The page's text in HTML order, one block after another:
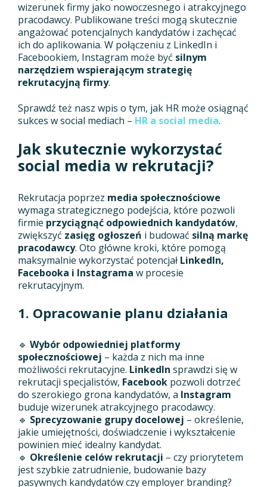
wizerunek firmy jako nowoczesnego i atrakcyjnego
pracodawcy. Publikowane treści mogą skutecznie
angażować potencjalnych kandydatów i zachęcać
ich do aplikowania. W połączeniu z LinkedIn i
Facebookiem, Instagram może być silnym
narzędziem wspierającym strategię
rekrutacyjną firmy.
Sprawdź też nasz wpis o tym, jak HR może osiągnąć
sukces w social mediach – HR a social media.
Jak skutecznie wykorzystać
social media w rekrutacji?
Rekrutacja poprzez media społecznościowe
wymaga strategicznego podejścia, które pozwoli
firmie przyciągnąć odpowiednich kandydatów,
zwiększyć zasięg ogłoszeń i budować silną markę
pracodawcy. Oto główne kroki, które pomogą
maksymalnie wykorzystać potencjał LinkedIn,
Facebooka i Instagrama w procesie
rekrutacyjnym.
1. Opracowanie planu działania
🔹 Wybór odpowiedniej platformy
społecznościowej – każda z nich ma inne
możliwości rekrutacyjne. LinkedIn sprawdzi się w
rekrutacji specjalistów, Facebook pozwoli dotrzeć
do szerokiego grona kandydatów, a Instagram
buduje wizerunek atrakcyjnego pracodawcy.
🔹 Sprecyzowanie grupy docelowej – określenie,
jakie umiejętności, doświadczenie i wykształcenie
powinien mieć idealny kandydat.
🔹 Określenie celów rekrutacji – czy priorytetem
jest szybkie zatrudnienie, budowanie bazy
pasywnych kandydatów czy employer branding?